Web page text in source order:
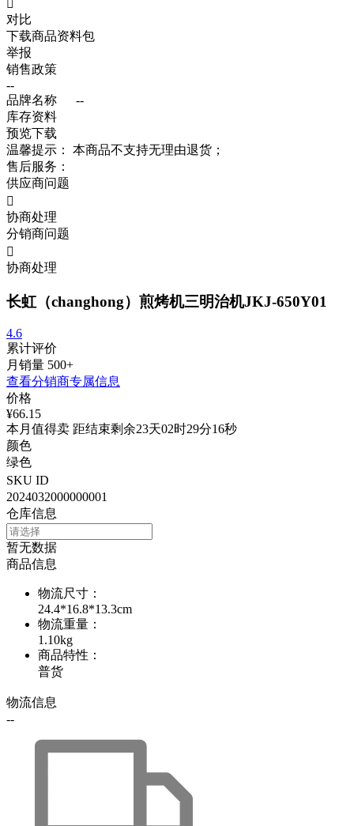
对比
下载商品资料包
举报
销售政策
--
品牌名称
--
库存资料
预览下载
温馨提示：
本商品不支持无理由退货；
售后服务：
供应商问题

协商处理
分销商问题

协商处理
长虹（changhong）煎烤机三明治机JKJ-650Y01
4.6
累计评价
月销量 500+
查看分销商专属信息
价格
¥66.15
本月值得卖 距结束剩余23天02时29分16秒
颜色
绿色
SKU ID
2024032000000001
仓库信息
暂无数据
商品信息
物流尺寸 ：
24.4*16.8*13.3cm
物流重量 ：
1.10kg
商品特性 ：
普货
物流信息
--